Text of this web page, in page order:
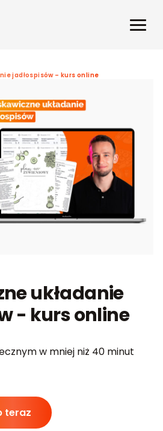
jadłospisów – kurs online
układanie
- kurs online
w mniej niż 40 minut
teraz